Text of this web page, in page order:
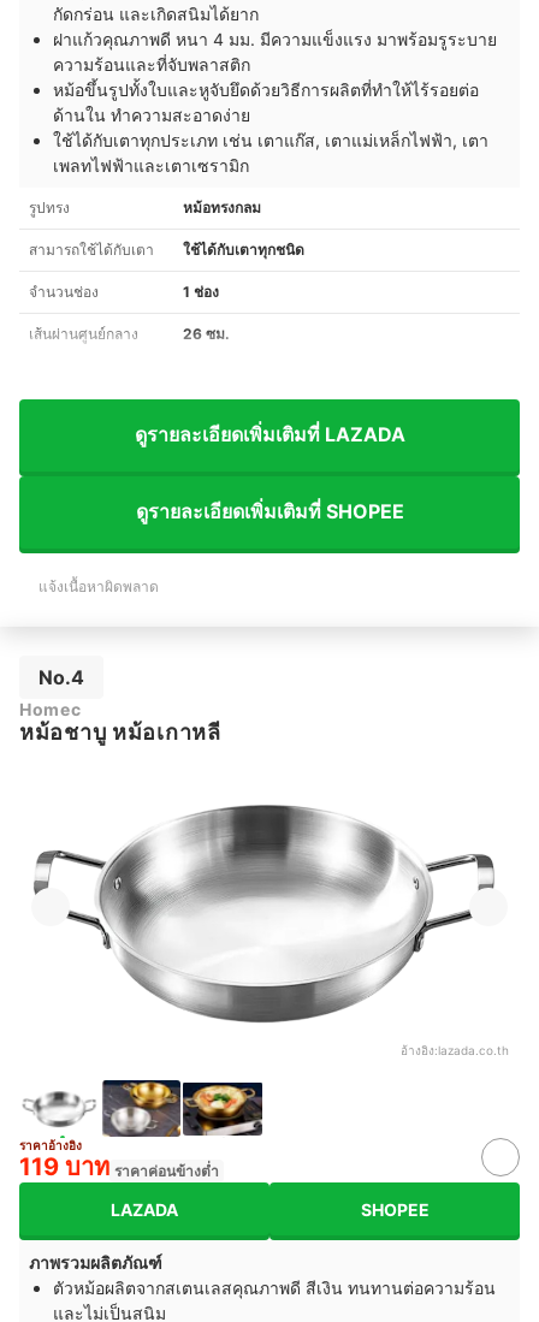
กัดกร่อน และเกิดสนิมได้ยาก
ฝาแก้วคุณภาพดี หนา 4 มม. มีความแข็งแรง มาพร้อมรูระบาย
ความร้อนและที่จับพลาสติก
หม้อขึ้นรูปทั้งใบและหูจับยึดด้วยวิธีการผลิตที่ทำให้ไร้รอยต่อ
ด้านใน ทำความสะอาดง่าย
ใช้ได้กับเตาทุกประเภท เช่น เตาแก๊ส, เตาแม่เหล็กไฟฟ้า, เตา
เพลทไฟฟ้าและเตาเซรามิก
รูปทรง หม้อทรงกลม
สามารถใช้ได้กับเตา ใช้ได้กับเตาทุกชนิด
จำนวนช่อง 1 ช่อง
เส้นผ่านศูนย์กลาง 26 ซม.
ดูรายละเอียดเพิ่มเติมที่ LAZADA
ดูรายละเอียดเพิ่มเติมที่ SHOPEE
แจ้งเนื้อหาผิดพลาด
No.4
Homec
หม้อชาบู หม้อเกาหลี
อ้างอิง:lazada.co.th
ราคาอ้างอิง
119 บาท ราคาค่อนข้างต่ำ
LAZADA SHOPEE
ภาพรวมผลิตภัณฑ์
ตัวหม้อผลิตจากสเตนเลสคุณภาพดี สีเงิน ทนทานต่อความร้อน
และไม่เป็นสนิม